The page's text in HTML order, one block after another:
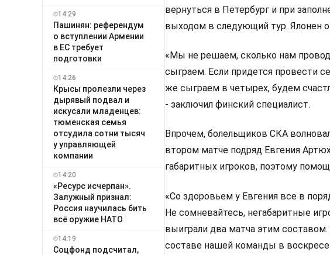
14:29
Пашинян: референдум
о вступлении Армении
в ЕС требует
подготовки
14:26
Крысы пролезли через
дырявый подвал и
искусали младенцев:
тюменская семья
отсудила сотни тысяч
у управляющей
компании
14:20
«Ресурс исчерпан».
Залужный признал:
Россия научилась бить
всё оружие НАТО
14:19
Соцфонд подсчитал,
вернуться в Петербург и при
выходом в следующий тур. Ялонен
«Мы не решаем, сколько нам
сыграем. Если придется провести
же сыграем в четырех, будем
- заключил финский специалист.
Впрочем, болельщиков СКА
втором матче подряд Евгения
габаритных игроков, поэтому
«Со здоровьем у Евгения все в
Не сомневайтесь, негабаритные
выиграли два матча этим
составе нашей команды в